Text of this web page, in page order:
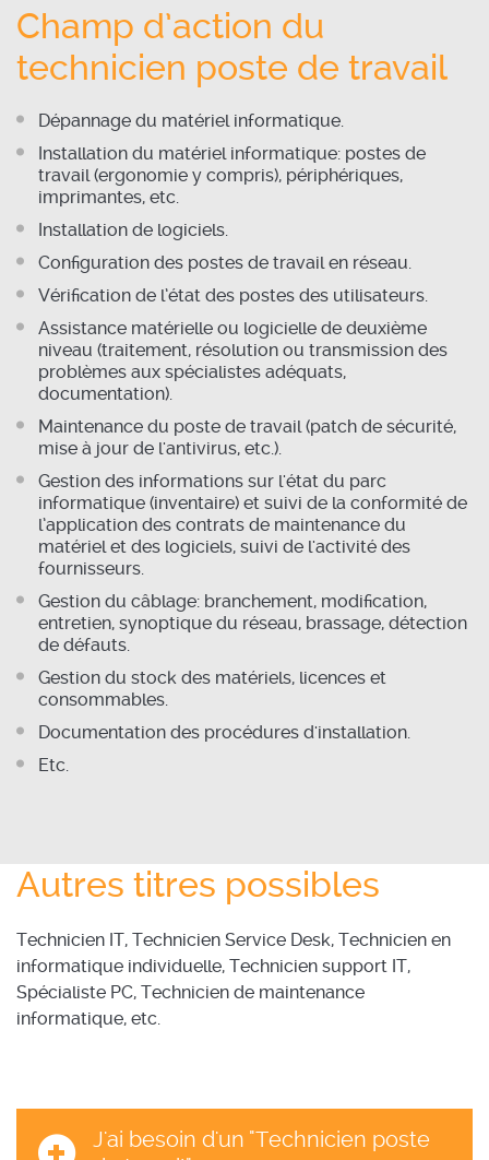
Champ d’action du
technicien poste de travail
Dépannage du matériel informatique.
Installation du matériel informatique: postes de
travail (ergonomie y compris), périphériques,
imprimantes, etc.
Installation de logiciels.
Configuration des postes de travail en réseau.
Vérification de l’état des postes des utilisateurs.
Assistance matérielle ou logicielle de deuxième
niveau (traitement, résolution ou transmission des
problèmes aux spécialistes adéquats,
documentation).
Maintenance du poste de travail (patch de sécurité,
mise à jour de l'antivirus, etc.).
Gestion des informations sur l'état du parc
informatique (inventaire) et suivi de la conformité de
l’application des contrats de maintenance du
matériel et des logiciels, suivi de l'activité des
fournisseurs.
Gestion du câblage: branchement, modification,
entretien, synoptique du réseau, brassage, détection
de défauts.
Gestion du stock des matériels, licences et
consommables.
Documentation des procédures d'installation.
Etc.
Autres titres possibles
Technicien IT, Technicien Service Desk, Technicien en
informatique individuelle, Technicien support IT,
Spécialiste PC, Technicien de maintenance
informatique, etc.
J'ai besoin d'un "Technicien poste